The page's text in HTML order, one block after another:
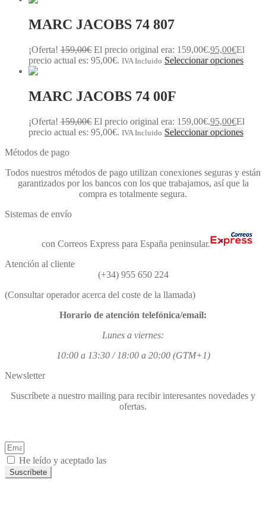
MARC JACOBS 74 807
¡Oferta! 159,00€ El precio original era: 159,00€.95,00€El
precio actual es: 95,00€. IVA Incluido Seleccionar opciones
MARC JACOBS 74 00F
¡Oferta! 159,00€ El precio original era: 159,00€.95,00€El
precio actual es: 95,00€. IVA Incluido Seleccionar opciones
Métodos de pago
Todos nuestros métodos de pago utilizan conexiones seguras y están
garantizados por los bancos con los que trabajamos, así que la
compra es totalmente segura.
Sistemas de envío
con Correos Express para España peninsular.
Atención al cliente
(+34) 955 650 224
(Consultar operador acerca del coste de la llamada)
Horario de atención telefónica/email:
Lunes a viernes:
10:00 a 13:30 / 18:00 a 20:00 (GTM+1)
Newsletter
Suscríbete a nuestro mailing para recibir interesantes novedades y
ofertas.
He leído y aceptado las
Suscríbete